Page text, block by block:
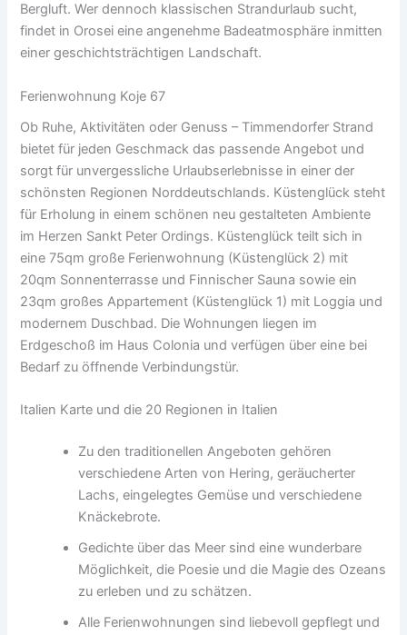
Bergluft. Wer dennoch klassischen Strandurlaub sucht,
findet in Orosei eine angenehme Badeatmosphäre inmitten
einer geschichtsträchtigen Landschaft.
Ferienwohnung Koje 67
Ob Ruhe, Aktivitäten oder Genuss – Timmendorfer Strand
bietet für jeden Geschmack das passende Angebot und
sorgt für unvergessliche Urlaubserlebnisse in einer der
schönsten Regionen Norddeutschlands. Küstenglück steht
für Erholung in einem schönen neu gestalteten Ambiente
im Herzen Sankt Peter Ordings. Küstenglück teilt sich in
eine 75qm große Ferienwohnung (Küstenglück 2) mit
20qm Sonnenterrasse und Finnischer Sauna sowie ein
23qm großes Appartement (Küstenglück 1) mit Loggia und
modernem Duschbad. Die Wohnungen liegen im
Erdgeschoß im Haus Colonia und verfügen über eine bei
Bedarf zu öffnende Verbindungstür.
Italien Karte und die 20 Regionen in Italien
Zu den traditionellen Angeboten gehören
verschiedene Arten von Hering, geräucherter
Lachs, eingelegtes Gemüse und verschiedene
Knäckebrote.
Gedichte über das Meer sind eine wunderbare
Möglichkeit, die Poesie und die Magie des Ozeans
zu erleben und zu schätzen.
Alle Ferienwohnungen sind liebevoll gepflegt und